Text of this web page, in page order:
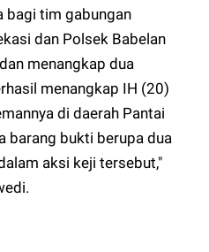
bagi tim gabungan
dan Polsek Babelan
menangkap dua
menangkap IH (20)
di daerah Pantai
barang bukti berupa dua
aksi keji tersebut,"